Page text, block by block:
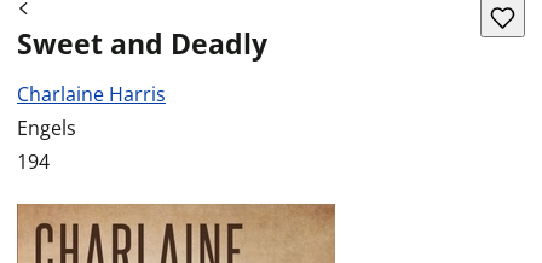
Sweet and Deadly
Charlaine Harris
Engels
194